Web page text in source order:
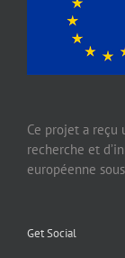
Ce projet a reçu
recherche et
européenne
Get Social